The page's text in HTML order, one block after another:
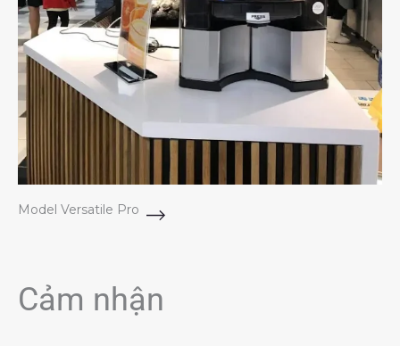
Model Versatile Pro
Cảm nhận